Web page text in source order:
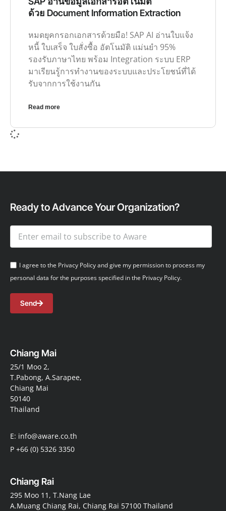
ด้วย Document Information Extraction
หมดยุคกรอกเอกสารด้วยมือ! SAP AI อ่านใบแจ้ง
หนี้ ใบเสร็จ ใบสั่งซื้อ อัตโนมัติ แม่นยำ 95%
รองรับภาษาไทย พร้อม Integration ระบบ ERP
มาเรียนรู้การทำงานของระบบและประโยชน์ที่ได้
รับจากการใช้งานกัน
Read more
Ready to Advance Your Organization?
I agree to the Privacy Policy and give my permission to process my
personal data for the purposes specified in the Privacy Policy.
Send
Chiang Mai
25/1 Moo 2,
T.Pabong, A.Sarapee,
Chiang Mai
50140
Thailand
E: info@aware.co.th
P +66 (0) 5326 3350
Chiang Rai
295 Moo 11, T.Nang Lae
A.Muang Chiang Rai, Chiang Rai 57100 Thailand